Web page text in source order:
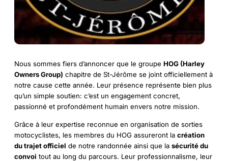
Nous sommes fiers d’annoncer que le groupe HOG (Harley
Owners Group) chapitre de St-Jérôme se joint officiellement à
notre cause cette année. Leur présence représente bien plus
qu’un simple soutien: c’est un engagement concret,
passionné et profondément humain envers notre mission.
Grâce à leur expertise reconnue en organisation de sorties
motocyclistes, les membres du HOG assureront la création
du trajet officiel de notre randonnée ainsi que la sécurité du
convoi tout au long du parcours. Leur professionnalisme, leur